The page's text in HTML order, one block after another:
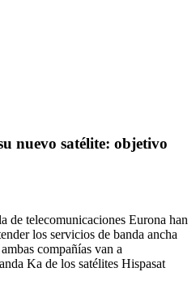
nuevo satélite: objetivo
de telecomunicaciones Eurona han
los servicios de banda ancha
compañías van a
Ka de los satélites Hispasat